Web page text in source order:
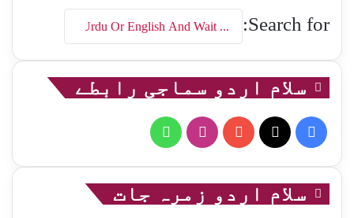
Search for:
سلام اردو سماجی رابطے
Facebook
YouTube
Instagram
WhatsApp
سلام اردو زمرہ جات